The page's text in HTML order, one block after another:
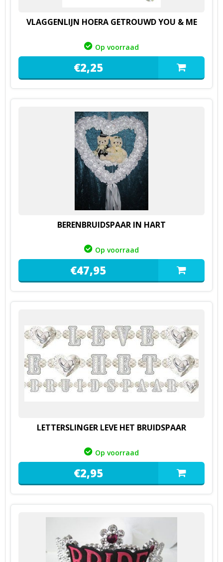
VLAGGENLIJN HOERA GETROUWD YOU & ME
Op voorraad
€2,25
BERENBRUIDSPAAR IN HART
Op voorraad
€47,95
LETTERSLINGER LEVE HET BRUIDSPAAR
Op voorraad
€2,95